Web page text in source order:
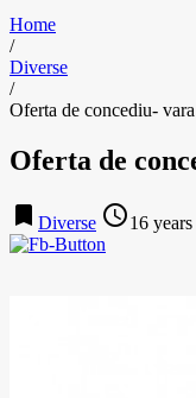
Home
/
Diverse
/
Oferta de concediu-
Oferta de
bookmark Diverse access_time16